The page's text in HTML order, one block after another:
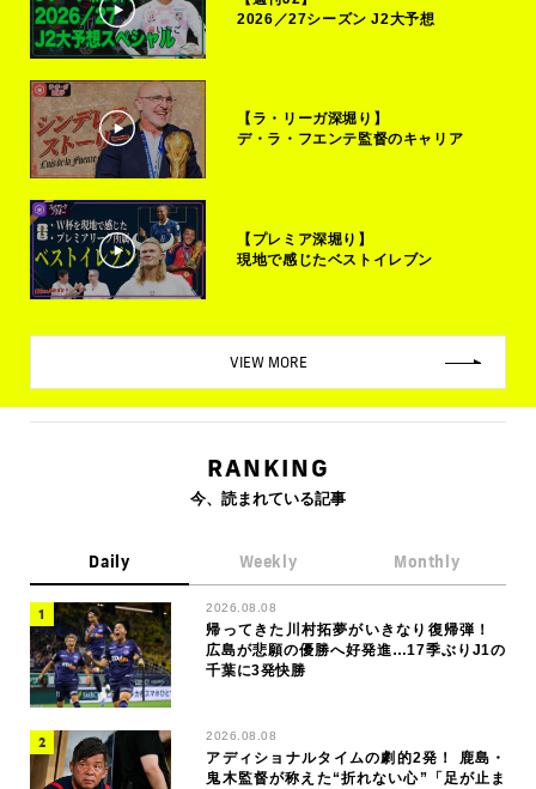
2026／27シーズン J2大予想
【ラ・リーガ深堀り】
デ・ラ・フエンテ監督のキャリア
【プレミア深堀り】
現地で感じたベストイレブン
VIEW MORE
RANKING
今、読まれている記事
Daily Weekly Monthly
2026.08.08
帰ってきた川村拓夢がいきなり復帰弾！
広島が悲願の優勝へ好発進…17季ぶりJ1の
千葉に3発快勝
2026.08.08
アディショナルタイムの劇的2発！ 鹿島・
鬼木監督が称えた“折れない心”「足が止ま